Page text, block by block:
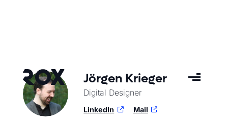
Jörgen Krieger
Digital Designer
LinkedIn Mail